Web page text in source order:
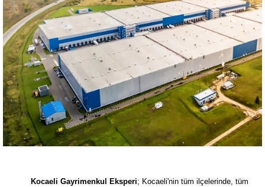
Kocaeli Gayrimenkul Eksperi; Kocaeli'nin tüm ilçelerinde, tüm